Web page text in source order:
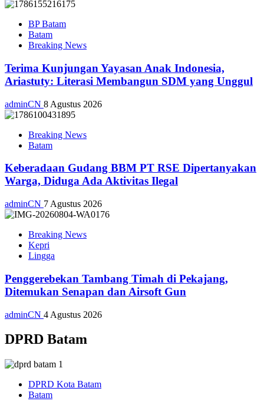
BP Batam
Batam
Breaking News
Terima Kunjungan Yayasan Anak Indonesia,
Ariastuty: Literasi Membangun SDM yang Unggul
adminCN 8 Agustus 2026
Breaking News
Batam
Keberadaan Gudang BBM PT RSE Dipertanyakan
Warga, Diduga Ada Aktivitas Ilegal
adminCN 7 Agustus 2026
Breaking News
Kepri
Lingga
Penggerebekan Tambang Timah di Pekajang,
Ditemukan Senapan dan Airsoft Gun
adminCN 4 Agustus 2026
DPRD Batam
DPRD Kota Batam
Batam